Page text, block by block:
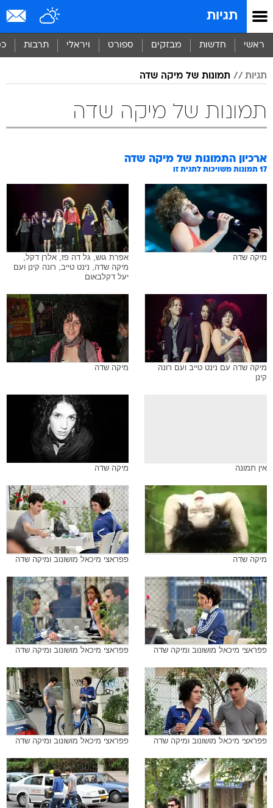
תגיות
ראשי חדשות מבזקים ספורט ויראלי תרבות
תגיות תמונות של מיקה שדה
תמונות של מיקה שדה
ארכיון התמונות של מיקה שדה
17 תמונות משויכות לתגית זו
מיקה שדה
אפרת גוש, גל דה פז, אלרן דקל,
מיקה שדה, נינט טייב, רונה קינן ועם
יעל דקלבאום
מיקה שדה עם נינט טייב ועם רונה
קינן
מיקה שדה
אין תמונה מיקה שדה
מיקה שדה פפראצי מיכאל מושונוב ומיקה שדה
פפראצי מיכאל מושונוב ומיקה שדה פפראצי מיכאל מושונוב ומיקה שדה
פפראצי מיכאל מושונוב ומיקה שדה פפראצי מיכאל מושונוב ומיקה שדה